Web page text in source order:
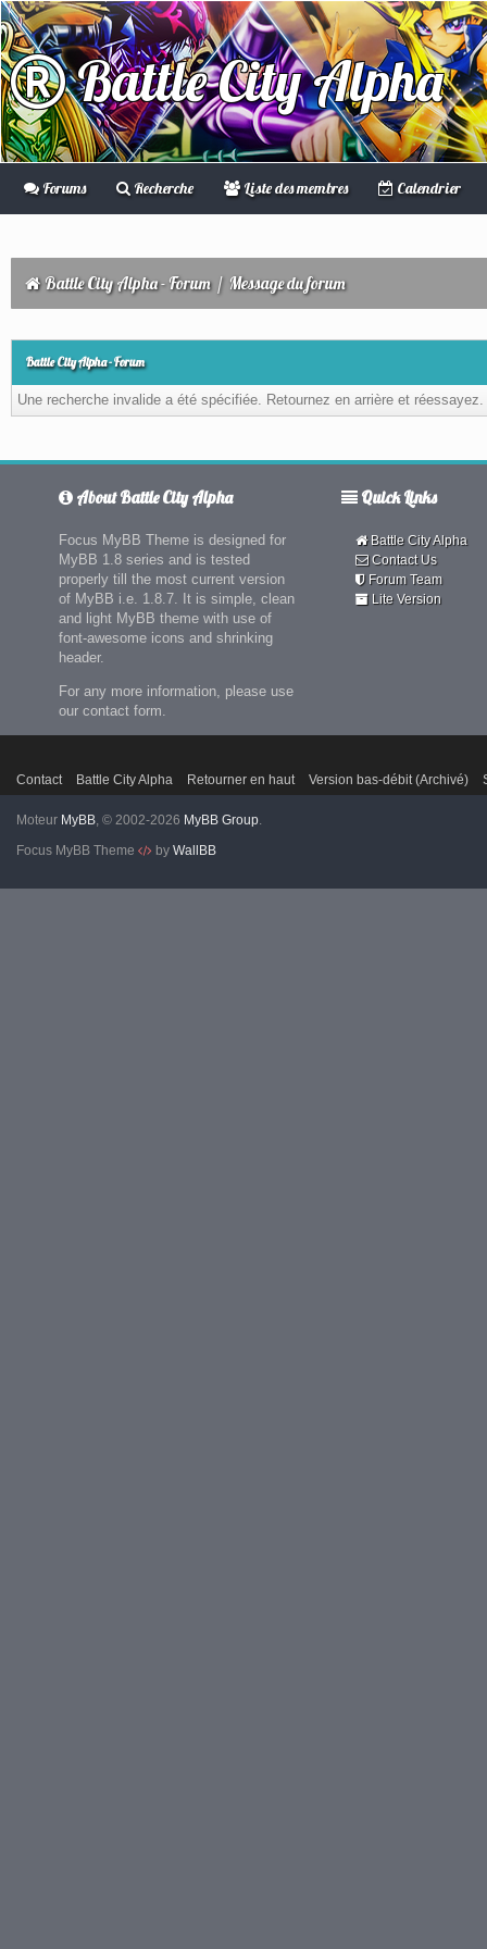
Battle City Alpha
Forums Recherche Liste des membres Calendrier
Battle City Alpha - Forum / Message du forum
Battle City Alpha - Forum
Une recherche invalide a été spécifiée. Retournez en arrière et réessayez.
About Battle City Alpha
Focus MyBB Theme is designed for
MyBB 1.8 series and is tested
properly till the most current version
of MyBB i.e. 1.8.7. It is simple, clean
and light MyBB theme with use of
font-awesome icons and shrinking
header.
For any more information, please use
our contact form.
Quick Links
Battle City Alpha
Contact Us
Forum Team
Lite Version
Contact Battle City Alpha Retourner en haut Version bas-débit (Archivé)
Moteur MyBB, © 2002-2026 MyBB Group.
Focus MyBB Theme
by WallBB